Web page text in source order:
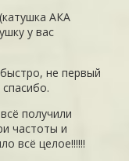
АКА
у вас
не первый
получили
частоты и
всё целое!!!!!!